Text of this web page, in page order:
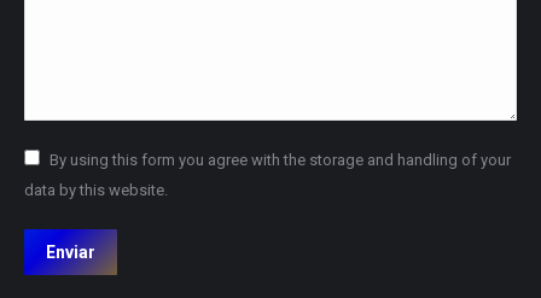
By using this form you agree with the storage and handling of your
data by this website.
Enviar